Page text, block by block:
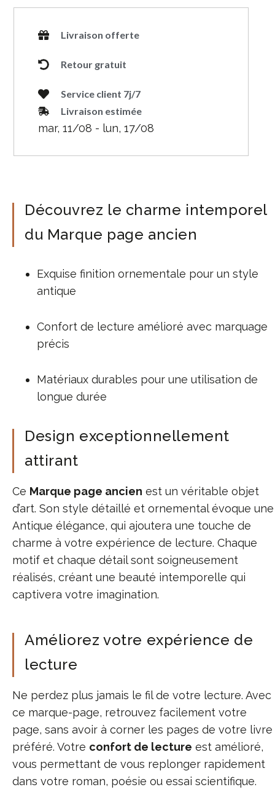
Livraison offerte
Retour gratuit
Service client 7j/7
Livraison estimée
mar, 11/08 - lun, 17/08
Découvrez le charme intemporel
du Marque page ancien
Exquise finition ornementale pour un style
antique
Confort de lecture amélioré avec marquage
précis
Matériaux durables pour une utilisation de
longue durée
Design exceptionnellement
attirant
Ce Marque page ancien est un véritable objet
d’art. Son style détaillé et ornemental évoque une
Antique élégance, qui ajoutera une touche de
charme à votre expérience de lecture. Chaque
motif et chaque détail sont soigneusement
réalisés, créant une beauté intemporelle qui
captivera votre imagination.
Améliorez votre expérience de
lecture
Ne perdez plus jamais le fil de votre lecture. Avec
ce marque-page, retrouvez facilement votre
page, sans avoir à corner les pages de votre livre
préféré. Votre confort de lecture est amélioré,
vous permettant de vous replonger rapidement
dans votre roman, poésie ou essai scientifique.